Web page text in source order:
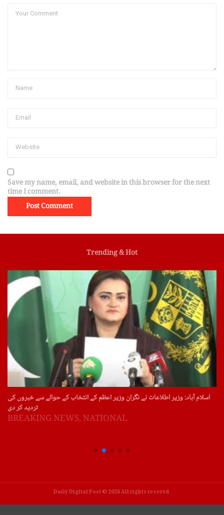
Save my name, email, and website in this browser for the next
time I comment.
Trending & Hot
اسلام آباد: وزیر اطلاعات نے نگران وزیر اعظم کے انتخاب کے حوالے سے خبروں کی
تردید کر دی
BREAKING NEWS, NATIONAL
Daily Digital Post © 2026 All rights reservd.